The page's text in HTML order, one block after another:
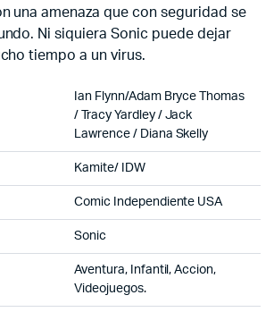
una amenaza que con seguridad se
Ni siquiera Sonic puede dejar
tiempo a un virus.
Ian Flynn/Adam Bryce Thomas
/
Tracy Yardley / Jack
Lawrence / Diana Skelly
Kamite/ IDW
Comic Independiente USA
Sonic
Aventura, Infantil, Accion,
Videojuegos.